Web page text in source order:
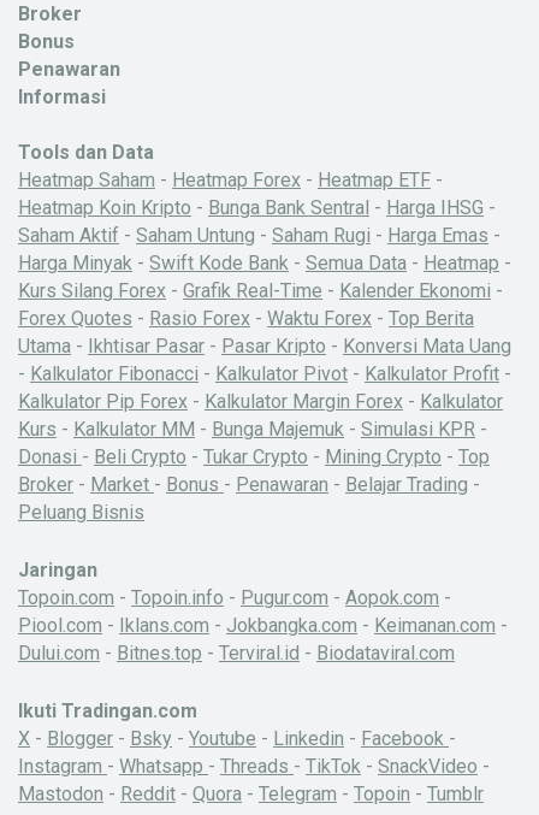
Broker
Bonus
Penawaran
Informasi
Tools dan Data
Heatmap Saham - Heatmap Forex - Heatmap ETF -
Heatmap Koin Kripto - Bunga Bank Sentral - Harga IHSG -
Saham Aktif - Saham Untung - Saham Rugi - Harga Emas -
Harga Minyak - Swift Kode Bank - Semua Data - Heatmap -
Kurs Silang Forex - Grafik Real-Time - Kalender Ekonomi -
Forex Quotes - Rasio Forex - Waktu Forex - Top Berita
Utama - Ikhtisar Pasar - Pasar Kripto - Konversi Mata Uang
- Kalkulator Fibonacci - Kalkulator Pivot - Kalkulator Profit -
Kalkulator Pip Forex - Kalkulator Margin Forex - Kalkulator
Kurs - Kalkulator MM - Bunga Majemuk - Simulasi KPR -
Donasi - Beli Crypto - Tukar Crypto - Mining Crypto - Top
Broker - Market - Bonus - Penawaran - Belajar Trading -
Peluang Bisnis
Jaringan
Topoin.com - Topoin.info - Pugur.com - Aopok.com -
Piool.com - Iklans.com - Jokbangka.com - Keimanan.com -
Dului.com - Bitnes.top - Terviral.id - Biodataviral.com
Ikuti Tradingan.com
X - Blogger - Bsky - Youtube - Linkedin - Facebook -
Instagram - Whatsapp - Threads - TikTok - SnackVideo -
Mastodon - Reddit - Quora - Telegram - Topoin - Tumblr